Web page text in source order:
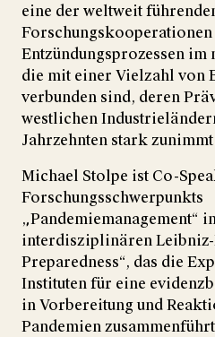
eine der weltweit
Entzündungsprozessen
die mit einer Vielzahl von
verbunden sind, deren
westlichen
Jahrzehnten stark
Michael Stolpe ist Co-
Forschungsschwerpunkts
„Pandemiemanagement“
interdisziplinären Leibniz-
Preparedness“, das die
Instituten für eine
in Vorbereitung und
Pandemien